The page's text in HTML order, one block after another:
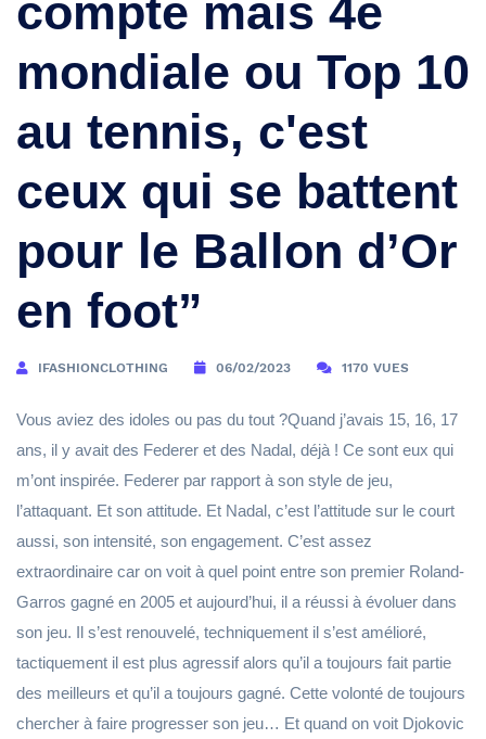
compte mais 4è
mondiale ou Top 10
au tennis, c'est
ceux qui se battent
pour le Ballon d’Or
en foot”
IFASHIONCLOTHING 06/02/2023 1170 VUES
Vous aviez des idoles ou pas du tout ?Quand j’avais 15, 16, 17
ans, il y avait des Federer et des Nadal, déjà ! Ce sont eux qui
m’ont inspirée. Federer par rapport à son style de jeu,
l’attaquant. Et son attitude. Et Nadal, c’est l’attitude sur le court
aussi, son intensité, son engagement. C’est assez
extraordinaire car on voit à quel point entre son premier Roland-
Garros gagné en 2005 et aujourd’hui, il a réussi à évoluer dans
son jeu. Il s’est renouvelé, techniquement il s’est amélioré,
tactiquement il est plus agressif alors qu’il a toujours fait partie
des meilleurs et qu’il a toujours gagné. Cette volonté de toujours
chercher à faire progresser son jeu… Et quand on voit Djokovic